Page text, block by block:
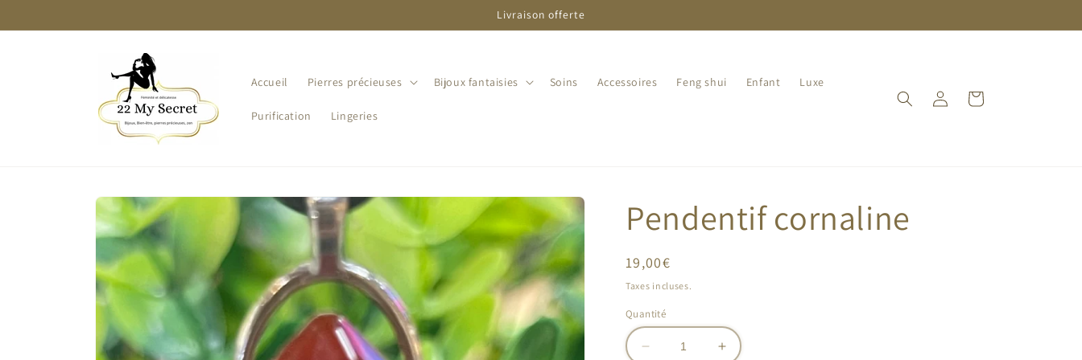
au
Livraison offerte
Accueil Pierres précieuses Bijoux fantaisies Soins Accessoires Feng shui Enfant Luxe
Purification Lingeries
Connexion Panier
Passer aux
informations
produits
Pendentif cornaline
Prix
habituel
19,00€
Taxes incluses.
Quantité
Réduire
Augmenter